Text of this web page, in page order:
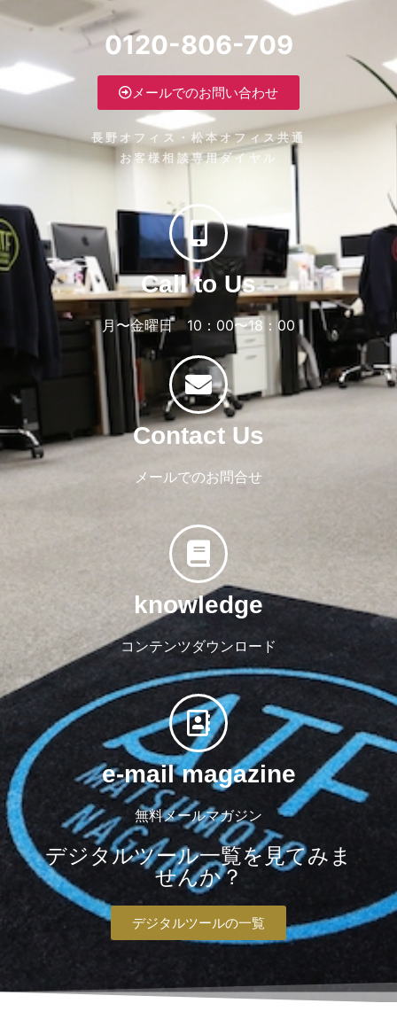
0120-806-709
メールでのお問い合わせ
長野オフィス・松本オフィス共通
お客様相談専用ダイヤル
Call to Us
月〜金曜日 10：00〜18：00
Contact Us
メールでのお問合せ
knowledge
コンテンツダウンロード
e-mail magazine
無料メールマガジン
デジタルツール一覧を見てみま
せんか？
デジタルツールの一覧